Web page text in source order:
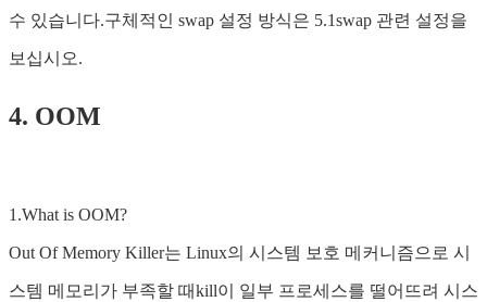
수 있습니다.구체적인 swap 설정 방식은 5.1swap 관련 설정을
보십시오.
4. OOM
1.What is OOM?
Out Of Memory Killer는 Linux의 시스템 보호 메커니즘으로 시
스템 메모리가 부족할 때kill이 일부 프로세스를 떨어뜨려 시스